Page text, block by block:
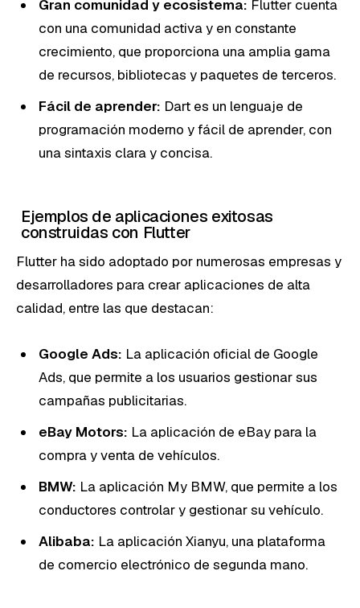
Gran comunidad y ecosistema: Flutter cuenta
con una comunidad activa y en constante
crecimiento, que proporciona una amplia gama
de recursos, bibliotecas y paquetes de terceros.
Fácil de aprender: Dart es un lenguaje de
programación moderno y fácil de aprender, con
una sintaxis clara y concisa.
Ejemplos de aplicaciones exitosas
construidas con Flutter
Flutter ha sido adoptado por numerosas empresas y
desarrolladores para crear aplicaciones de alta
calidad, entre las que destacan:
Google Ads: La aplicación oficial de Google
Ads, que permite a los usuarios gestionar sus
campañas publicitarias.
eBay Motors: La aplicación de eBay para la
compra y venta de vehículos.
BMW: La aplicación My BMW, que permite a los
conductores controlar y gestionar su vehículo.
Alibaba: La aplicación Xianyu, una plataforma
de comercio electrónico de segunda mano.